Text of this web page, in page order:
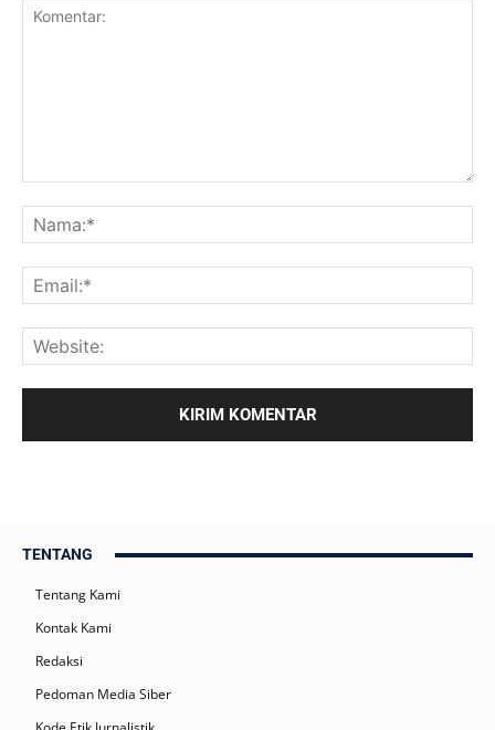
TENTANG
Tentang Kami
Kontak Kami
Redaksi
Pedoman Media Siber